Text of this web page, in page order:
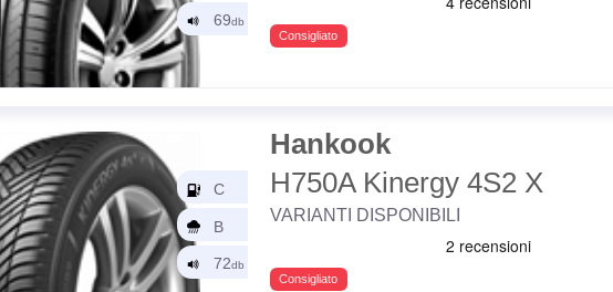
Consigliato
Hankook
H750A Kinergy 4S2 X
VARIANTI DISPONIBILI
Consigliato